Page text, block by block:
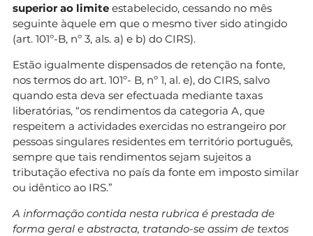
superior ao limite estabelecido, cessando no mês
seguinte àquele em que o mesmo tiver sido atingido
(art. 101º-B, nº 3, als. a) e b) do CIRS).
Estão igualmente dispensados de retenção na fonte,
nos termos do art. 101º- B, nº 1, al. e), do CIRS, salvo
quando esta deva ser efectuada mediante taxas
liberatórias, “os rendimentos da categoria A, que
respeitem a actividades exercidas no estrangeiro por
pessoas singulares residentes em território português,
sempre que tais rendimentos sejam sujeitos a
tributação efectiva no país da fonte em imposto similar
ou idêntico ao IRS.”
A informação contida nesta rubrica é prestada de
forma geral e abstracta, tratando-se assim de textos